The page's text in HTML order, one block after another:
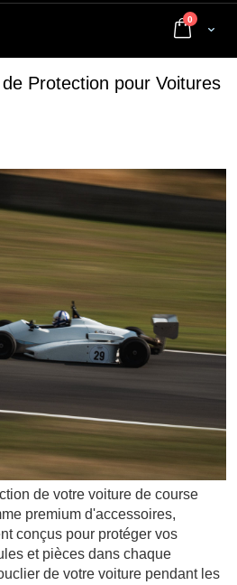
Cart
0 articles
Protection pour Voitures
de votre voiture de course
premium d'accessoires,
conçus pour protéger vos
et pièces dans chaque
de votre voiture pendant les